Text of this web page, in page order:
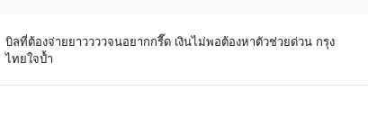
บิลที่ต้องจ่ายยาววววจนอยากกรี๊ด เงินไม่พอต้องหาตัวช่วยด่วน กรุง
ไทยใจป้ำ